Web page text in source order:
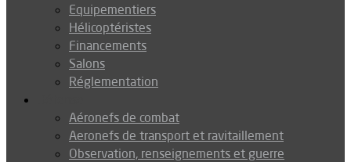
Equipementiers
Hélicoptéristes
Financements
Salons
Réglementation
Aéronefs de combat
Aeronefs de transport et ravitaillement
Observation, renseignements et guerre